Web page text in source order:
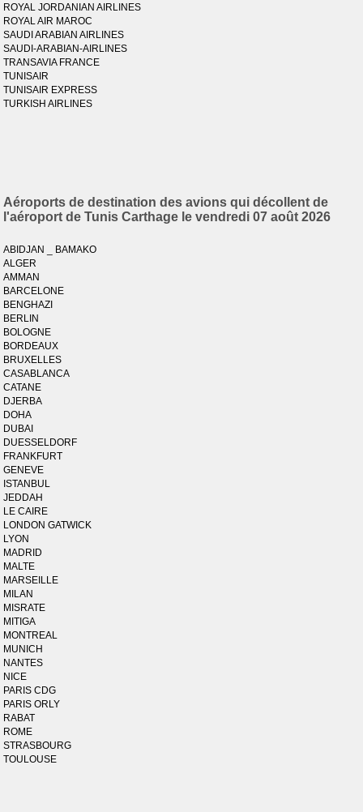
ROYAL JORDANIAN AIRLINES
ROYAL AIR MAROC
SAUDI ARABIAN AIRLINES
SAUDI-ARABIAN-AIRLINES
TRANSAVIA FRANCE
TUNISAIR
TUNISAIR EXPRESS
TURKISH AIRLINES
Aéroports de destination des avions qui décollent de
l'aéroport de Tunis Carthage le vendredi 07 août 2026
ABIDJAN _ BAMAKO
ALGER
AMMAN
BARCELONE
BENGHAZI
BERLIN
BOLOGNE
BORDEAUX
BRUXELLES
CASABLANCA
CATANE
DJERBA
DOHA
DUBAI
DUESSELDORF
FRANKFURT
GENEVE
ISTANBUL
JEDDAH
LE CAIRE
LONDON GATWICK
LYON
MADRID
MALTE
MARSEILLE
MILAN
MISRATE
MITIGA
MONTREAL
MUNICH
NANTES
NICE
PARIS CDG
PARIS ORLY
RABAT
ROME
STRASBOURG
TOULOUSE